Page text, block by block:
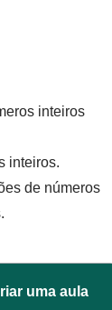
inteiros
inteiros.
de números
uma aula